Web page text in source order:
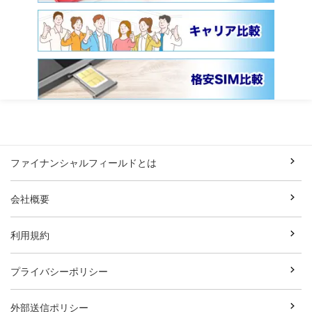
ファイナンシャルフィールドとは
会社概要
利用規約
プライバシーポリシー
外部送信ポリシー